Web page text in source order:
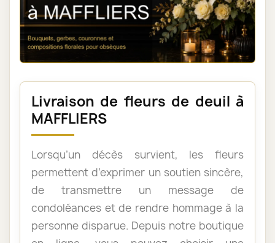
Livraison de fleurs de deuil à
MAFFLIERS
Lorsqu’un décès survient, les fleurs
permettent d’exprimer un soutien sincère,
de transmettre un message de
condoléances et de rendre hommage à la
personne disparue. Depuis notre boutique